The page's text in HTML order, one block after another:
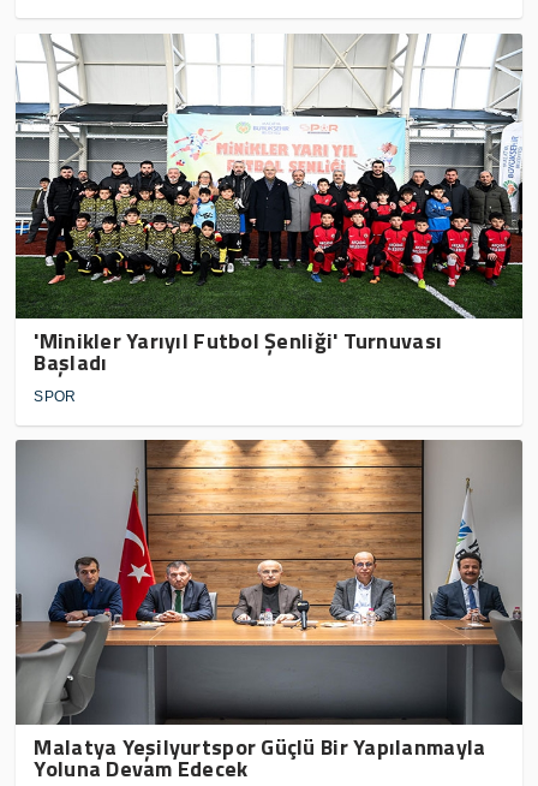
'Minikler Yarıyıl Futbol Şenliği' Turnuvası
Başladı
SPOR
Malatya Yeşilyurtspor Güçlü Bir Yapılanmayla
Yoluna Devam Edecek